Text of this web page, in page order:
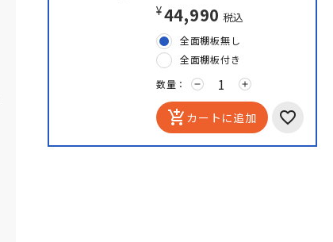
¥44,990 税込
全面棚板無し
全面棚板付き
数量：
remove add
add_shopping_cart カートに追加